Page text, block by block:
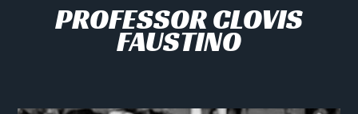
PROFESSOR CLOVIS
FAUSTINO